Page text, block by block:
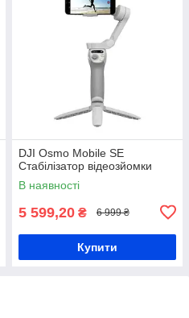
DJI Osmo Mobile SE
Стабілізатор відеозйомки
В наявності
5 599,20 ₴ 6 999 ₴
Купити